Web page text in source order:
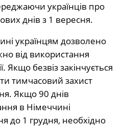
українців про
днів з 1 вересня.
українцям дозволено
від використання
Якщо безвіз закінчується
тимчасовий захист
Якщо 90 днів
в Німеччині
до 1 грудня, необхідно